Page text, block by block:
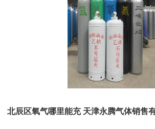
北辰区氧气哪里能充 天津永腾气体销售